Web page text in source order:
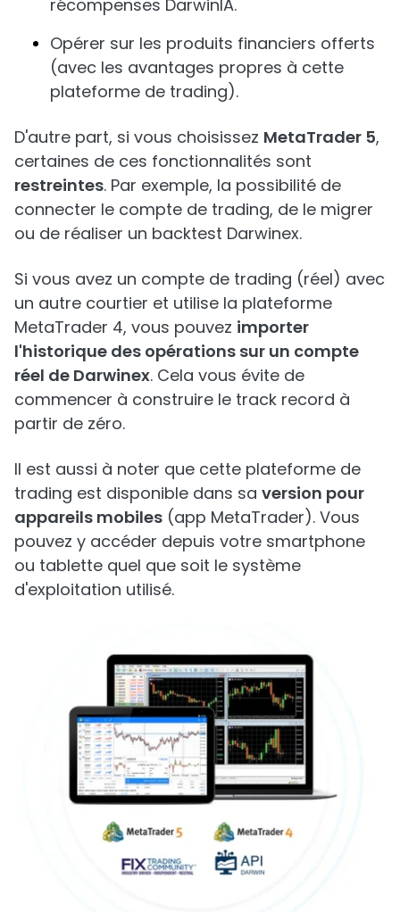
récompenses DarwinIA.
Opérer sur les produits financiers offerts
(avec les avantages propres à cette
plateforme de trading).
D'autre part, si vous choisissez MetaTrader 5,
certaines de ces fonctionnalités sont
restreintes. Par exemple, la possibilité de
connecter le compte de trading, de le migrer
ou de réaliser un backtest Darwinex.
Si vous avez un compte de trading (réel) avec
un autre courtier et utilise la plateforme
MetaTrader 4, vous pouvez importer
l'historique des opérations sur un compte
réel de Darwinex. Cela vous évite de
commencer à construire le track record à
partir de zéro.
Il est aussi à noter que cette plateforme de
trading est disponible dans sa version pour
appareils mobiles (app MetaTrader). Vous
pouvez y accéder depuis votre smartphone
ou tablette quel que soit le système
d'exploitation utilisé.